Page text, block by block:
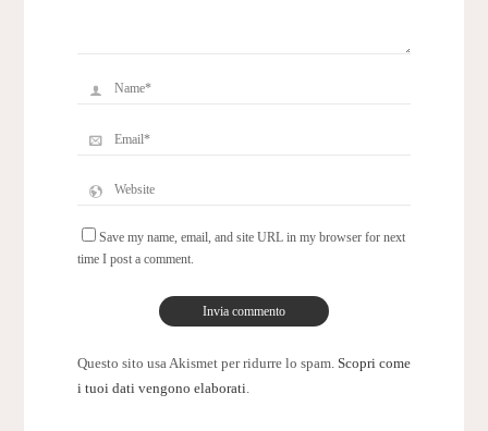
Save my name, email, and site URL in my browser for next
time I post a comment.
Questo sito usa Akismet per ridurre lo spam. Scopri come
i tuoi dati vengono elaborati